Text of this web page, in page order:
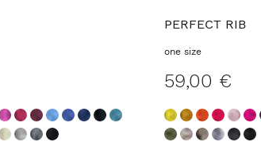
PERFECT RIB
one size
59,00 €